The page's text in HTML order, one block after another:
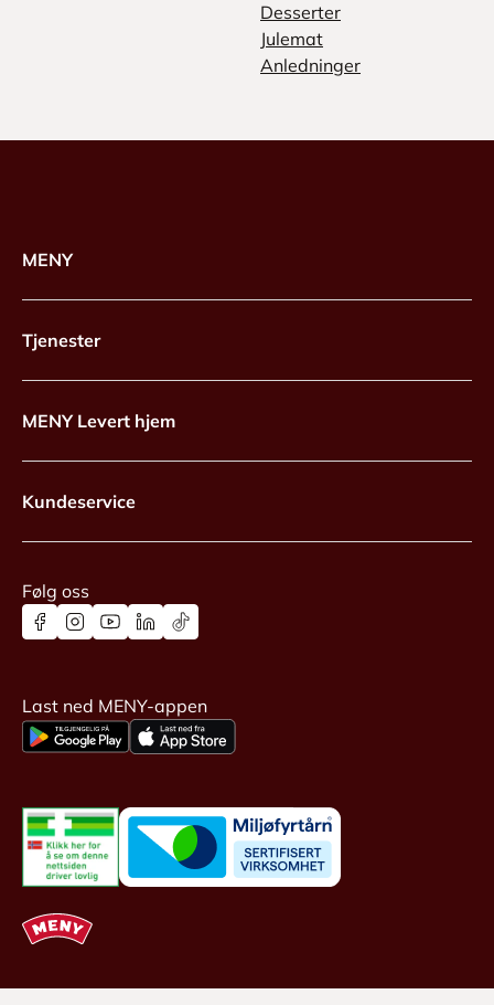
Desserter
Julemat
Anledninger
MENY
Tjenester
MENY Levert hjem
Kundeservice
Følg oss
Last ned MENY-appen